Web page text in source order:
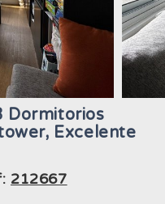
Dormitorios
Excelente
212667